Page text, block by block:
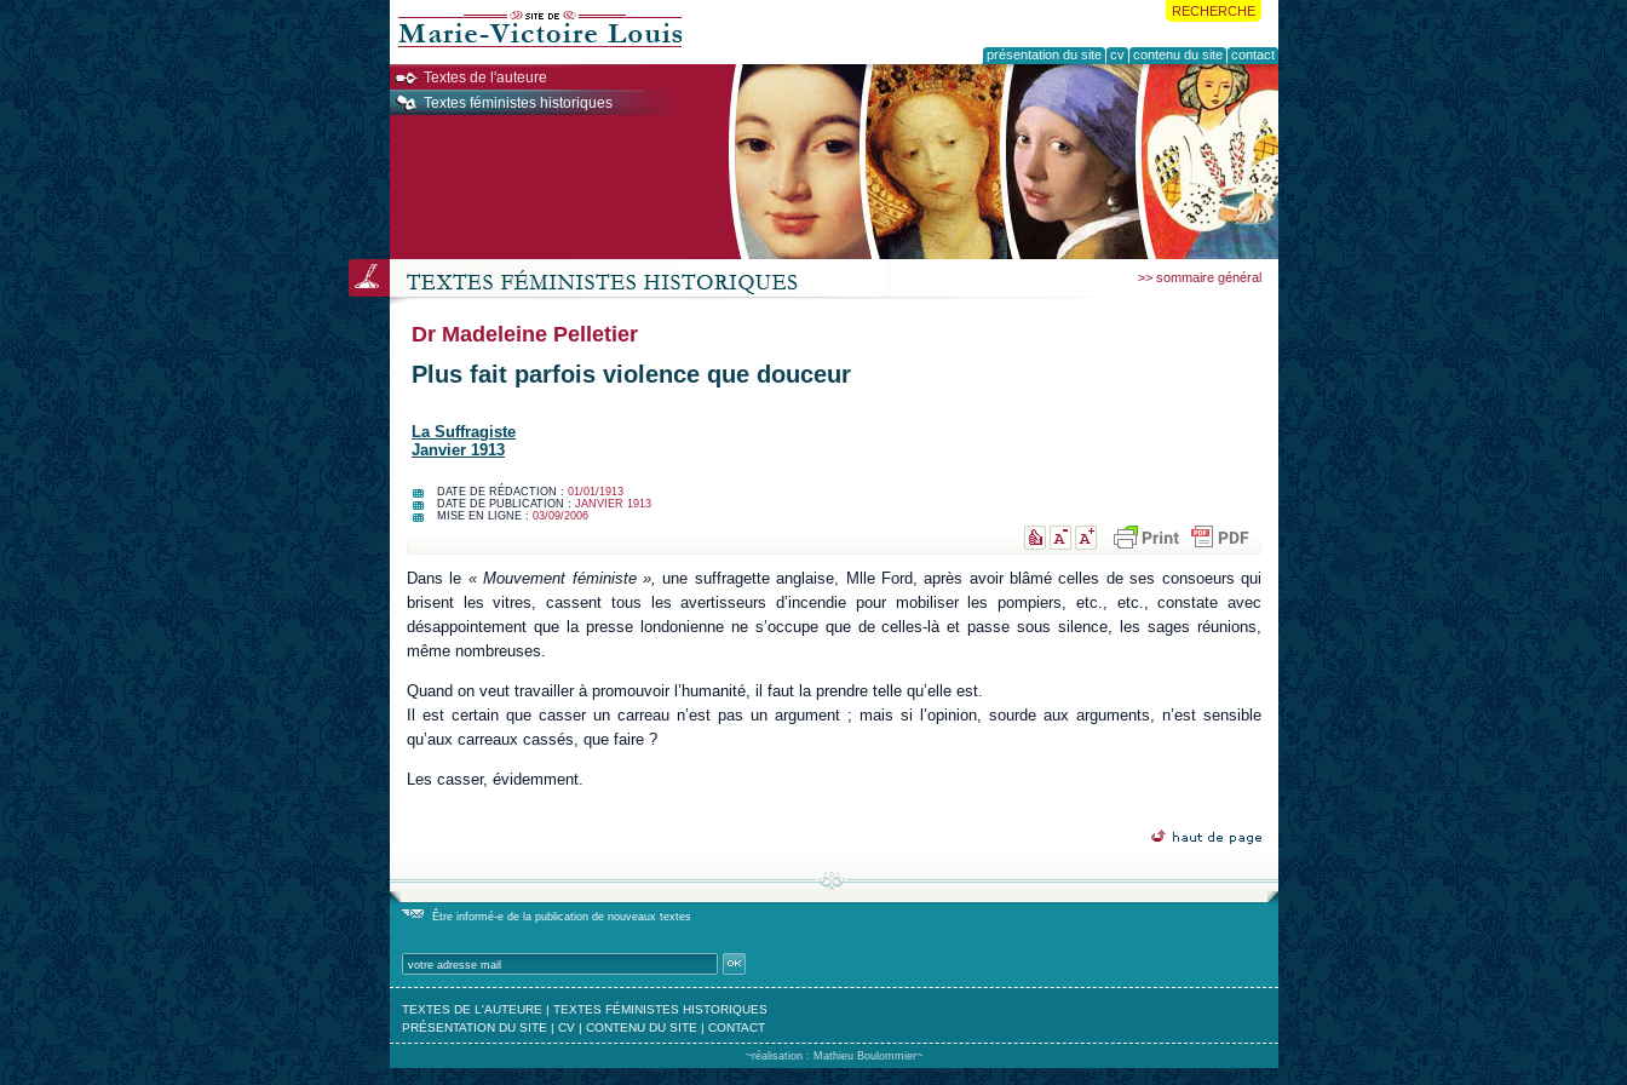
RECHERCHE
présentation du site cv contenu du site contact
Textes de l'auteure
Textes féministes historiques
>> sommaire général
Dr Madeleine Pelletier
Plus fait parfois violence que douceur
La Suffragiste
Janvier 1913
DATE DE RÉDACTION : 01/01/1913
DATE DE PUBLICATION : JANVIER 1913
MISE EN LIGNE : 03/09/2006
Dans le « Mouvement féministe », une suffragette anglaise, Mlle Ford, après avoir blâmé celles de ses consoeurs qui
brisent les vitres, cassent tous les avertisseurs d’incendie pour mobiliser les pompiers, etc., etc., constate avec
désappointement que la presse londonienne ne s’occupe que de celles-là et passe sous silence, les sages réunions,
même nombreuses.
Quand on veut travailler à promouvoir l’humanité, il faut la prendre telle qu’elle est.
Il est certain que casser un carreau n’est pas un argument ; mais si l’opinion, sourde aux arguments, n’est sensible
qu’aux carreaux cassés, que faire ?
Les casser, évidemment.
Être informé-e de la publication de nouveaux textes
TEXTES DE L'AUTEURE | TEXTES FÉMINISTES HISTORIQUES
PRÉSENTATION DU SITE | CV | CONTENU DU SITE | CONTACT
~réalisation : Mathieu Boulommier~